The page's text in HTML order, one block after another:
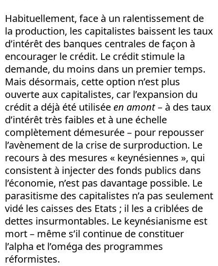
Habituellement, face à un ralentissement de
la production, les capitalistes baissent les taux
d’intérêt des banques centrales de façon à
encourager le crédit. Le crédit stimule la
demande, du moins dans un premier temps.
Mais désormais, cette option n’est plus
ouverte aux capitalistes, car l’expansion du
crédit a déjà été utilisée en amont– à des taux
d’intérêt très faibles et à une échelle
complètement démesurée – pour repousser
l’avènement de la crise de surproduction. Le
recours à des mesures « keynésiennes », qui
consistent à injecter des fonds publics dans
l’économie, n’est pas davantage possible. Le
parasitisme des capitalistes n’a pas seulement
vidé les caisses des Etats ; il les a criblées de
dettes insurmontables. Le keynésianisme est
mort – même s’il continue de constituer
l’alpha et l’oméga des programmes
réformistes.